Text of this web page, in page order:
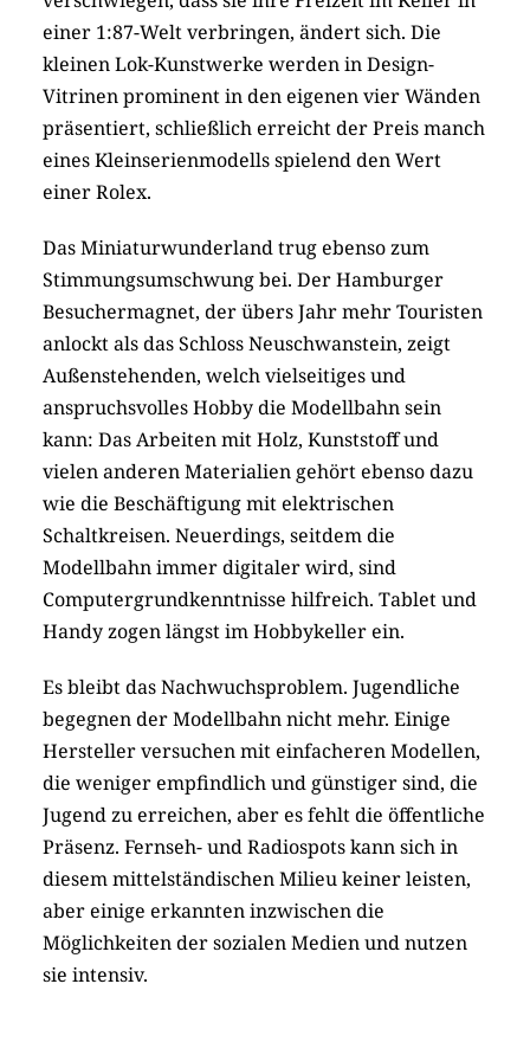
einer 1:87-Welt verbringen, ändert sich. Die
kleinen Lok-Kunstwerke werden in Design-
Vitrinen prominent in den eigenen vier Wänden
präsentiert, schließlich erreicht der Preis manch
eines Kleinserienmodells spielend den Wert
einer Rolex.
Das Miniaturwunderland trug ebenso zum
Stimmungsumschwung bei. Der Hamburger
Besuchermagnet, der übers Jahr mehr Touristen
anlockt als das Schloss Neuschwanstein, zeigt
Außenstehenden, welch vielseitiges und
anspruchsvolles Hobby die Modellbahn sein
kann: Das Arbeiten mit Holz, Kunststoff und
vielen anderen Materialien gehört ebenso dazu
wie die Beschäftigung mit elektrischen
Schaltkreisen. Neuerdings, seitdem die
Modellbahn immer digitaler wird, sind
Computergrundkenntnisse hilfreich. Tablet und
Handy zogen längst im Hobbykeller ein.
Es bleibt das Nachwuchsproblem. Jugendliche
begegnen der Modellbahn nicht mehr. Einige
Hersteller versuchen mit einfacheren Modellen,
die weniger empfindlich und günstiger sind, die
Jugend zu erreichen, aber es fehlt die öffentliche
Präsenz. Fernseh- und Radiospots kann sich in
diesem mittelständischen Milieu keiner leisten,
aber einige erkannten inzwischen die
Möglichkeiten der sozialen Medien und nutzen
sie intensiv.